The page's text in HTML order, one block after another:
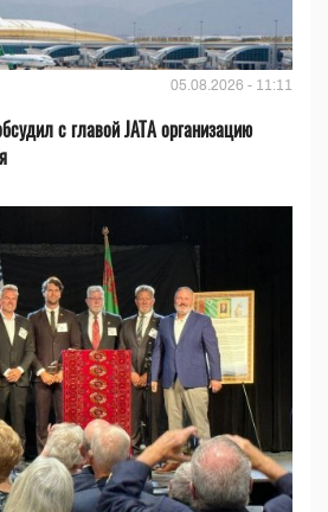
05.08.2026 - 11:11
с главой JATA организацию